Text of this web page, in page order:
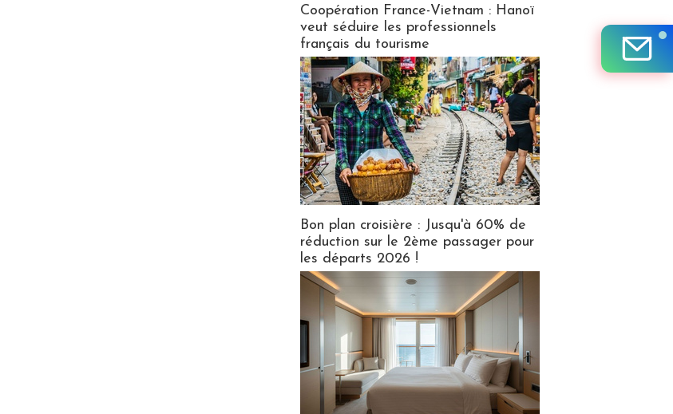
Coopération France-Vietnam : Hanoï
veut séduire les professionnels
français du tourisme
Bon plan croisière : Jusqu'à 60% de
réduction sur le 2ème passager pour
les départs 2026 !